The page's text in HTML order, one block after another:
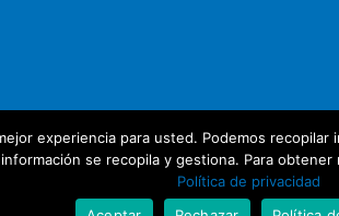
experiencia para usted. Podemos
se recopila y gestiona. Para
Política de privacidad